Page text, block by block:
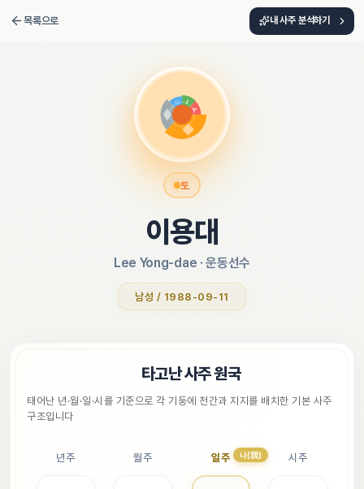
목록으로 내 사주 분석하기
토
이용대
Lee Yong-dae · 운동선수
남성 / 1988-09-11
타고난 사주 원국
태어난 년·월·일·시를 기준으로 각 기둥에 천간과 지지를 배치한 기본 사주
구조입니다
시주
일주 나(我)
월주
년주